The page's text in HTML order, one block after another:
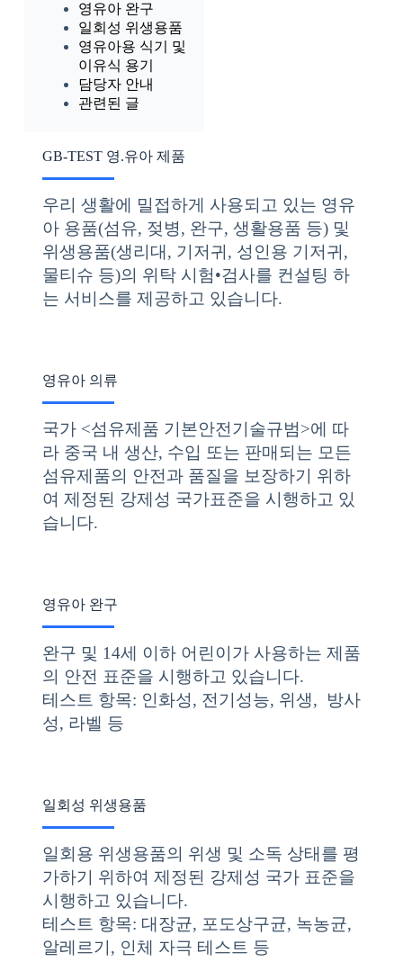
영유아 완구
일회성 위생용품
영유아용 식기 및
이유식 용기
담당자 안내
관련된 글
GB-TEST 영.유아 제품
우리 생활에 밀접하게 사용되고 있는 영유
아 용품(섬유, 젖병, 완구, 생활용품 등) 및
위생용품(생리대, 기저귀, 성인용 기저귀,
물티슈 등)의 위탁 시험•검사를 컨설팅 하
는 서비스를 제공하고 있습니다.
영유아 의류
국가 <섬유제품 기본안전기술규범>에 따
라 중국 내 생산, 수입 또는 판매되는 모든
섬유제품의 안전과 품질을 보장하기 위하
여 제정된 강제성 국가표준을 시행하고 있
습니다.
영유아 완구
완구 및 14세 이하 어린이가 사용하는 제품
의 안전 표준을 시행하고 있습니다.
테스트 항목: 인화성, 전기성능, 위생, 방사
성, 라벨 등
일회성 위생용품
일회용 위생용품의 위생 및 소독 상태를 평
가하기 위하여 제정된 강제성 국가 표준을
시행하고 있습니다.
테스트 항목: 대장균, 포도상구균, 녹농균,
알레르기, 인체 자극 테스트 등